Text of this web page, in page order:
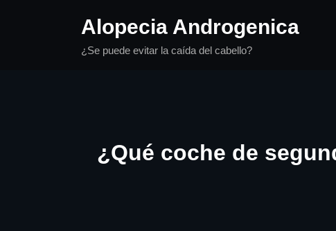
Alopecia Androgenica
¿Se puede evitar la caída del cabello?
¿Qué coche de